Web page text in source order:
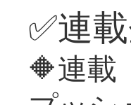
✅連
🔶連